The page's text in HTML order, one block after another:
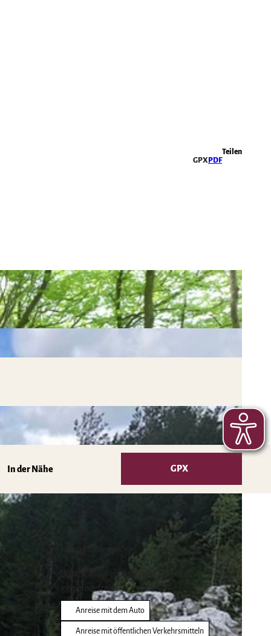
GPX PDF
Teilen
In der Nähe GPX
Harz (Landkreis Osterode am Harz),
gemeindefreies
Anreise mit dem Auto
Anreise mit öffentlichen Verkehrsmitteln